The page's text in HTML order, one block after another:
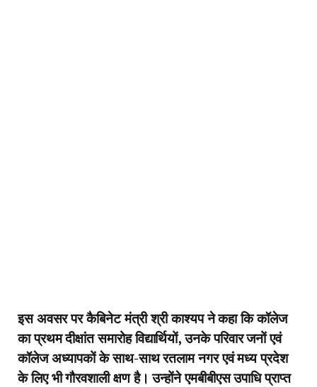
इस अवसर पर कैबिनेट मंत्री श्री काश्यप ने कहा कि कॉलेज
का प्रथम दीक्षांत समारोह विद्यार्थियों, उनके परिवार जनों एवं
कॉलेज अध्यापकों के साथ-साथ रतलाम नगर एवं मध्य प्रदेश
के लिए भी गौरवशाली क्षण है। उन्होंने एमबीबीएस उपाधि प्राप्त